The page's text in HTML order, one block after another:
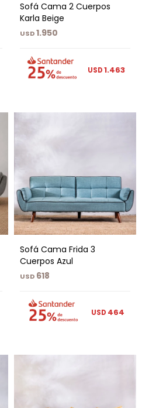
Sofá Cama 2 Cuerpos
Karla Beige
USD1.950
USD 1.463
Sofá Cama Frida 3
Cuerpos Azul
USD 618
USD 464